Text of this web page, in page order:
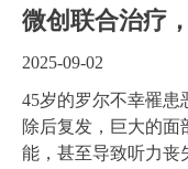
微创联合治疗
2025-09-02
45岁的罗尔不幸罹患
除后复发，巨大的面
能，甚至导致听力丧